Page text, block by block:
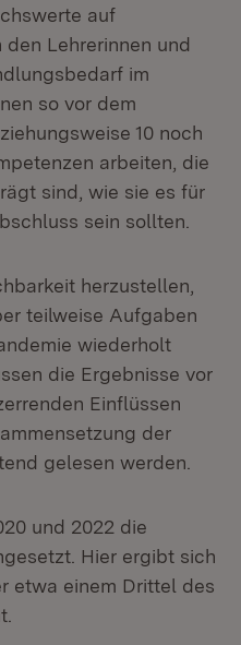
auf
Lehrerinnen und
im
so vor dem
10 noch
arbeiten, die
sind, wie sie es für
sein sollten.
herzustellen,
teilweise Aufgaben
wiederholt
die Ergebnisse vor
Einflüssen
der
gelesen werden.
und 2022 die
Hier ergibt sich
etwa einem Drittel des